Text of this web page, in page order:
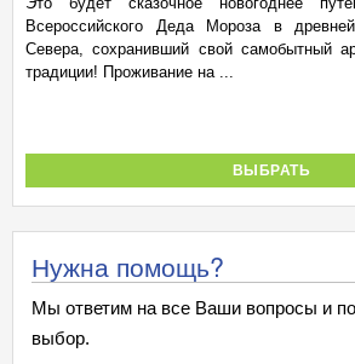
Всероссийского Деда Мороза в
Севера, сохранивший свой самобытный
традиции! Проживание на ...
ВЫБРАТЬ
Нужна помощь?
Мы ответим на все Ваши вопросы и
выбор.